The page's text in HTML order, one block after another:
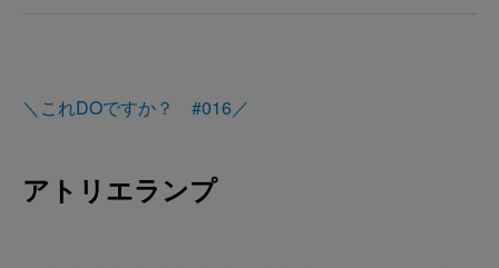
＼これDOですか？ #016／
アトリエランプ